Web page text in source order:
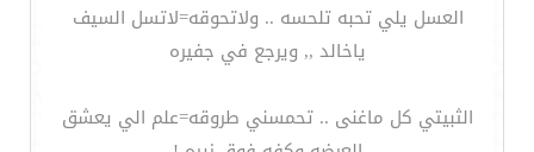
العسل يلي تحبه تلحسه .. ولاتحوقه=لاتسل السيف
ياخالد ,, ويرجع في جفيره
الثبيتي كل ماغنى .. تحمسني طروقه=علم الي يعشق